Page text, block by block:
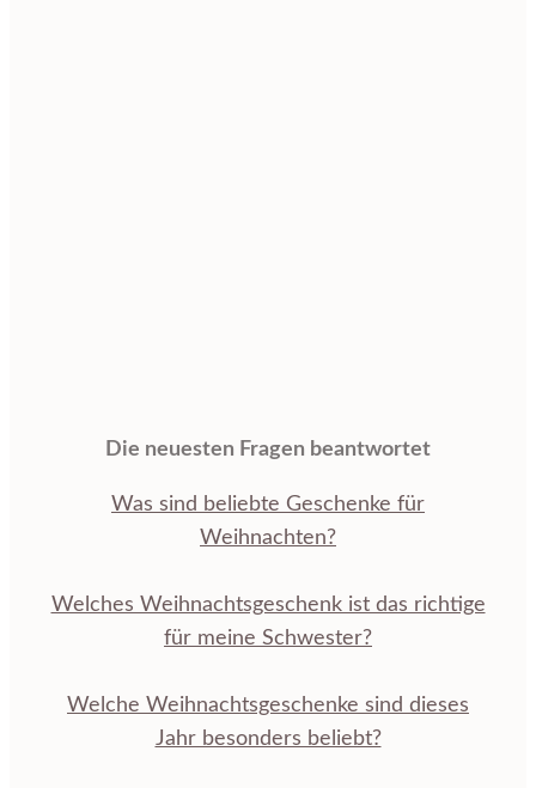
Die neuesten Fragen beantwortet
Was sind beliebte Geschenke für
Weihnachten?
Welches Weihnachtsgeschenk ist das richtige
für meine Schwester?
Welche Weihnachtsgeschenke sind dieses
Jahr besonders beliebt?